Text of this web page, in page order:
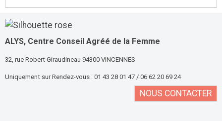
ALYS, Centre Conseil Agréé de la Femme
32, rue Robert Giraudineau 94300 VINCENNES
Uniquement sur Rendez-vous : 01 43 28 01 47 / 06 62 20 69 24
NOUS CONTACTER